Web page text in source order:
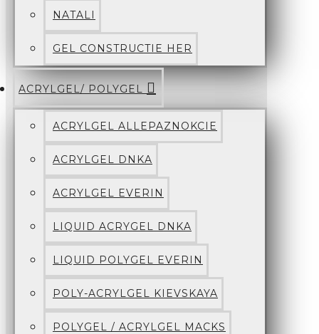
NATALI
GEL CONSTRUCTIE HER
ACRYLGEL/ POLYGEL
ACRYLGEL ALLEPAZNOKCIE
ACRYLGEL DNKA
ACRYLGEL EVERIN
LIQUID ACRYGEL DNKA
LIQUID POLYGEL EVERIN
POLY-ACRYLGEL KIEVSKAYA
POLYGEL / ACRYLGEL MACKS